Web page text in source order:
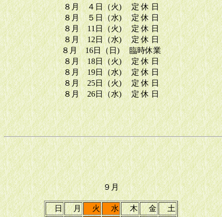
８月 ４日（火) 定 休 日
８月 ５日（水) 定 休 日
８月 11日（火) 定 休 日
８月 12日（水) 定 休 日
８月 16日（日) 臨時休業
８月 18日（火) 定 休 日
８月 19日（水) 定 休 日
８月 25日（火) 定 休 日
８月 26日（水) 定 休 日
９月
日 月 火 水 木 金 土